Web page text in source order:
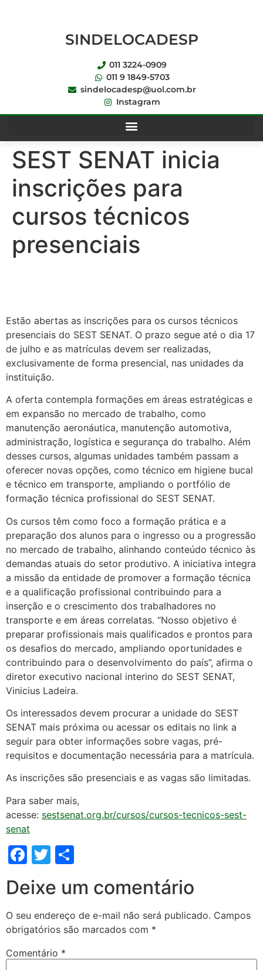
SINDELOCADESP
011 3224-0909
011 9 1849-5703
sindelocadesp@uol.com.br
Instagram
SEST SENAT inicia
inscrições para
cursos técnicos
presenciais
Estão abertas as inscrições para os cursos técnicos
presenciais do SEST SENAT. O prazo segue até o dia 17
de julho e as matrículas devem ser realizadas,
exclusivamente de forma presencial, nas unidades da
instituição.
A oferta contempla formações em áreas estratégicas e
em expansão no mercado de trabalho, como
manutenção aeronáutica, manutenção automotiva,
administração, logística e segurança do trabalho. Além
desses cursos, algumas unidades também passam a
oferecer novas opções, como técnico em higiene bucal
e técnico em transporte, ampliando o portfólio de
formação técnica profissional do SEST SENAT.
Os cursos têm como foco a formação prática e a
preparação dos alunos para o ingresso ou a progressão
no mercado de trabalho, alinhando conteúdo técnico às
demandas atuais do setor produtivo. A iniciativa integra
a missão da entidade de promover a formação técnica
e a qualificação profissional contribuindo para a
inserção e o crescimento dos trabalhadores no
transporte e em áreas correlatas. “Nosso objetivo é
preparar profissionais mais qualificados e prontos para
os desafios do mercado, ampliando oportunidades e
contribuindo para o desenvolvimento do país”, afirma o
diretor executivo nacional interino do SEST SENAT,
Vinicius Ladeira.
Os interessados devem procurar a unidade do SEST
SENAT mais próxima ou acessar os editais no link a
seguir para obter informações sobre vagas, pré-
requisitos e documentação necessária para a matrícula.
As inscrições são presenciais e as vagas são limitadas.
Para saber mais,
acesse: sestsenat.org.br/cursos/cursos-tecnicos-sest-
senat
Facebook
Twitter
Deixe um comentário
O seu endereço de e-mail não será publicado. Campos
obrigatórios são marcados com *
Comentário *